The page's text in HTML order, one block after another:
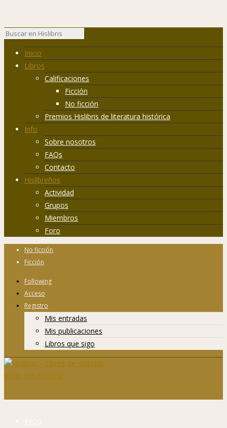
Inicio
Libros
Calificaciones
Ficción
No ficción
Premios Hislibris de literatura histórica
Info
Sobre nosotros
FAQs
Contacto
Hislibreños
Actividad
Grupos
Miembros
Foro
No ficción
Ficción
Following
Acceso
Registro
Mis entradas
Mis publicaciones
Libros que sigo
Inicio